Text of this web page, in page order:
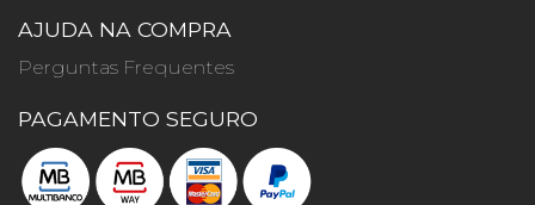
AJUDA NA COMPRA
Perguntas Frequentes
PAGAMENTO SEGURO